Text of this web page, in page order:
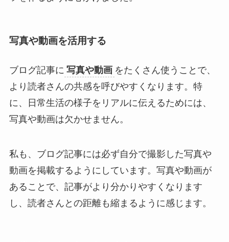
写真や動画を活用する
ブログ記事に 写真や動画 をたくさん使うことで、
より読者さんの共感を呼びやすくなります。特
に、日常生活の様子をリアルに伝えるためには、
写真や動画は欠かせません。
私も、ブログ記事には必ず自分で撮影した写真や
動画を掲載するようにしています。写真や動画が
あることで、記事がより分かりやすくなります
し、読者さんとの距離も縮まるように感じます。